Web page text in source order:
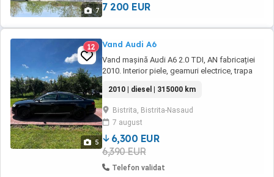
7
...
7 200 EUR
5
12 Vand Audi A6
Vand mașină Audi A6 2.0 TDI, AN fabricației
2010. Interior piele, geamuri electrice, trapa
2010 | diesel | 315000 km
Bistrita, Bistrita-Nasaud
7 august
6,300 EUR
6,390 EUR
Telefon validat